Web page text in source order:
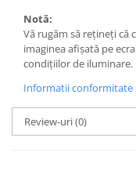
Semn de carte
Accesorii
Produse
Ambalaj cu ceară de
alimente
Notă:
Vă rugăm să rețineți că
imaginea afișată pe
condițiilor de iluminare.
Informatii conformitate
Review-uri(0)